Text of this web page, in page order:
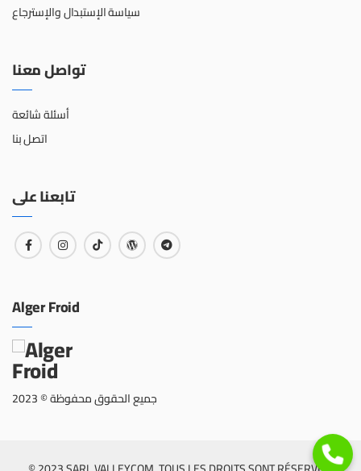
سياسة الإستبدال والإسترجاع
تواصل معنا
أسئلة شائعة
اتصل بنا
تابعنا على
Alger Froid
جميع الحقوق محفوظة © 2023